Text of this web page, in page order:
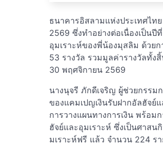
ธนาคารอิสลามแห่งประเทศไท
2569 ซึ่งทำอย่างต่อเนื่องเป็นปี
อุมเราะห์ของพี่น้องมุสลิม ด้วย
53 รางวัล รวมมูลค่ารางวัลทั้
30 พฤศจิกายน 2569
นางนุจรี ภักดีเจริญ ผู้ช่วยกรรม
ของแคมเปญเงินรับฝากอัลฮัจย์
การวางแผนทางการเงิน พร้อม
ฮัจย์และอุมเราะห์ ซึ่งเป็นศาส
มเราะห์ฟรี แล้ว จำนวน 224 ร